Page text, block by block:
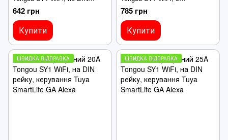
рейку, керування Tuya
SmartLife GA Alexa
642 грн
Купити
лічильником, на DIN рейку,
керування Tuya SmartLife GA
Alexa
785 грн
Купити
ШВИДКА ВІДПРАВКА ШВИДКА ВІДПРАВКА